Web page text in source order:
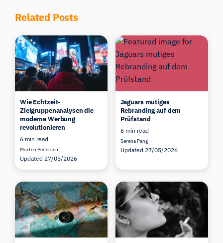
Related Posts
Wie Echtzeit-
Zielgruppenanalysen die
moderne Werbung
revolutionieren
6 min read
Morten Pedersen
Updated 27/05/2026
Jaguars mutiges
Rebranding auf dem
Prüfstand
6 min read
Serena Pang
Updated 27/05/2026